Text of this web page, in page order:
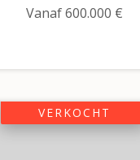
Vanaf600.000 €
VERKOCHT